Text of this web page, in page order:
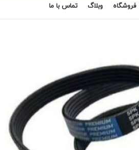
فروشگاه وبلاگ تماس با ما